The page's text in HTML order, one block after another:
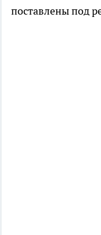
поставлены под